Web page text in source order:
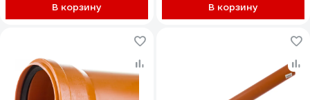
В корзину В корзину